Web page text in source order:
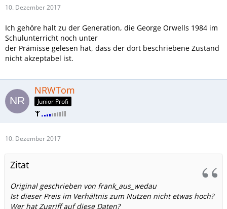
10. Dezember 2017
Ich gehöre halt zu der Generation, die George Orwells 1984 im
Schulunterricht noch unter
der Prämisse gelesen hat, dass der dort beschriebene Zustand
nicht akzeptabel ist.
NRWTom
Junior Profi
10. Dezember 2017
Zitat
Original geschrieben von frank_aus_wedau
Ist dieser Preis im Verhältnis zum Nutzen nicht etwas hoch?
Wer hat Zugriff auf diese Daten?